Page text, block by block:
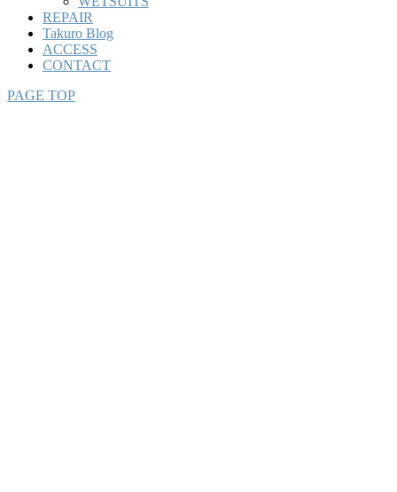
REPAIR
Takuro Blog
ACCESS
CONTACT
PAGE TOP